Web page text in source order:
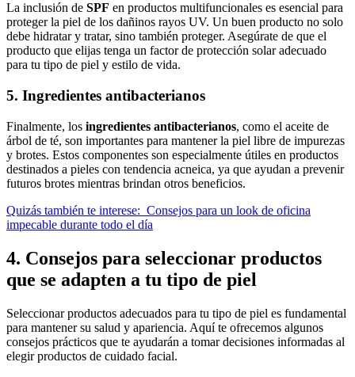
La inclusión de SPF en productos multifuncionales es esencial para
proteger la piel de los dañinos rayos UV. Un buen producto no solo
debe hidratar y tratar, sino también proteger. Asegúrate de que el
producto que elijas tenga un factor de protección solar adecuado
para tu tipo de piel y estilo de vida.
5. Ingredientes antibacterianos
Finalmente, los ingredientes antibacterianos, como el aceite de
árbol de té, son importantes para mantener la piel libre de impurezas
y brotes. Estos componentes son especialmente útiles en productos
destinados a pieles con tendencia acneica, ya que ayudan a prevenir
futuros brotes mientras brindan otros beneficios.
Quizás también te interese: Consejos para un look de oficina
impecable durante todo el día
4. Consejos para seleccionar productos
que se adapten a tu tipo de piel
Seleccionar productos adecuados para tu tipo de piel es fundamental
para mantener su salud y apariencia. Aquí te ofrecemos algunos
consejos prácticos que te ayudarán a tomar decisiones informadas al
elegir productos de cuidado facial.